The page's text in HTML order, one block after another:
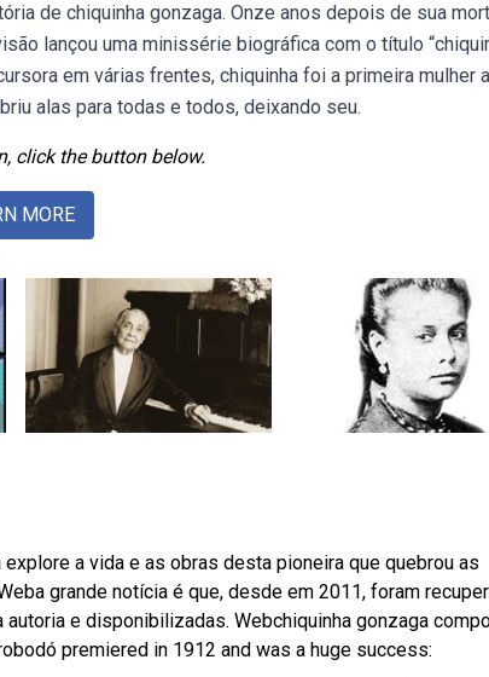
de chiquinha gonzaga. Onze anos depois de sua
lançou uma minissérie biográfica com o título
em várias frentes, chiquinha foi a primeira mulher a
alas para todas e todos, deixando seu.
click the button below.
MORE
a vida e as obras desta pioneira que quebrou as
grande notícia é que, desde em 2011, foram
e disponibilizadas. Webchiquinha gonzaga
premiered in 1912 and was a huge success: